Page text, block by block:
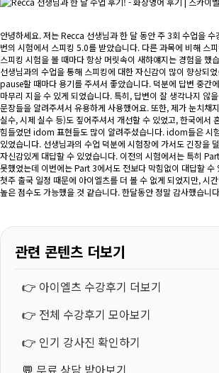
안녕하세요. 저는 Recca 선생님과 한 달 동안 주 3회 수업을
번의 시험에서 스피킹 5.0를 받았습니다. 다른 과목에 비해 스
스피킹 시험을 볼 때마다 항상 머릿속이 새햐얘지는 경험을 했
선생님과의 수업을 통해 스피킹에 대한 자신감이 많이 향상되
pause할 때마다 용기를 주셔서 좋았습니다. 덕분에 답변 중간
마무리 지을 수 있게 되었습니다. 특히, 답변이 잘 생각나지 않
문장들을 알려주셔서 유용하게 사용했어요. 또한, 제가 눈치채
실수, 시제 실수 등)도 짚어주셔서 개선할 수 있었고, 한국에서
힘들었던 idom 표현들도 많이 알려주셨습니다. idom들은 시
있었습니다. 선생님과의 수업 덕분에 시험장에 가서도 긴장을
자신감있게 대답할 수 있었습니다. 이전의 시험에서는 특히
못했었는데 이번에는 Part 3에서도 전보다 막힘없이 대답할 수
첫주 출국 일정 때문에 아이엘츠를 더 볼 수 없게 되었지만, 시
높은 점수도 가능했을 것 같습니다. 한달동안 정말 감사했습니
관련 콘텐츠 더보기
👉 아이엘츠 수강후기 더보기
👉 전체 수강후기 모아보기
👉 인기 강사진 확인하기
💬 무료 상담 받아보기